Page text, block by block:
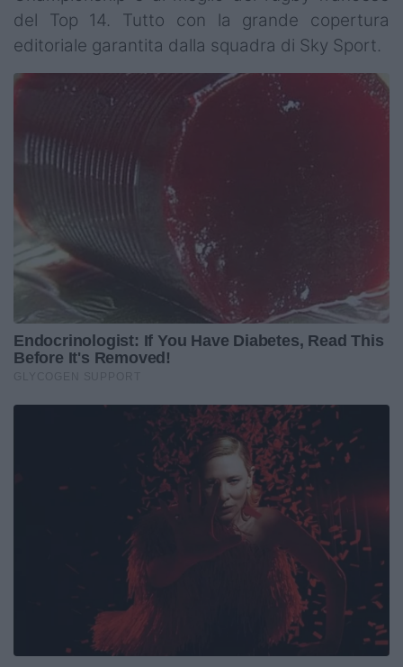
del Top 14. Tutto con la grande copertura
editoriale garantita dalla squadra di Sky Sport.